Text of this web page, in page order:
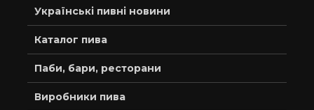
Українські пивні новини
Каталог пива
Паби, бари, ресторани
Виробники пива